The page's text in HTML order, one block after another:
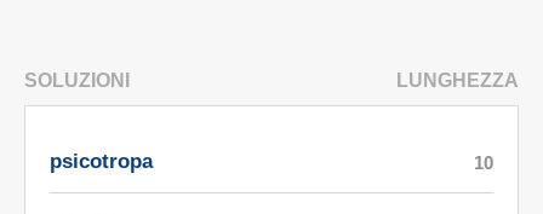
SOLUZIONI LUNGHEZZA
psicotropa 10